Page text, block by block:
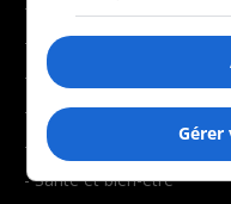
- Culture
- Économie
- Éducation
- Environnement
- Faits divers
- Santé et bien-être
Gérer